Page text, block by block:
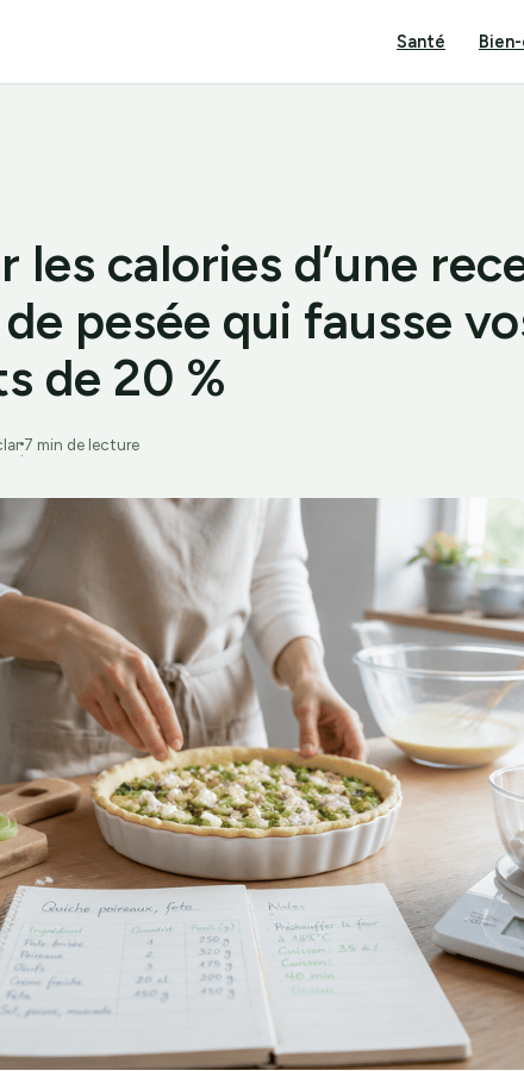
Santé
les calories d’une
de pesée qui fausse
de 20 %
·
7 min de lecture